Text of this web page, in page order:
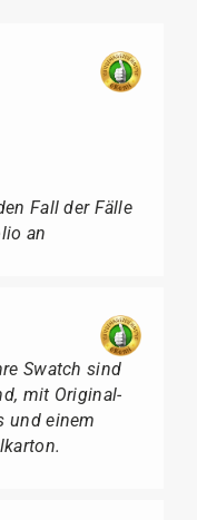
Fall der Fälle
an
Swatch sind
mit Original-
und einem